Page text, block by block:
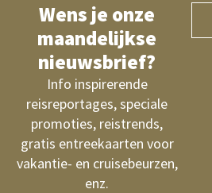
Wens je onze
maandelijkse
nieuwsbrief?
Info inspirerende
reisreportages, speciale
promoties, reistrends,
gratis entreekaarten voor
vakantie- en cruisebeurzen,
enz.